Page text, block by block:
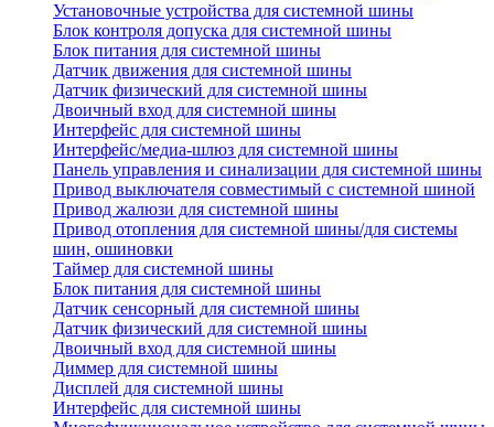
Установочные устройства для системной шины
Блок контроля допуска для системной шины
Блок питания для системной шины
Датчик движения для системной шины
Датчик физический для системной шины
Двоичный вход для системной шины
Интерфейс для системной шины
Интерфейс/медиа-шлюз для системной шины
Панель управления и синализации для системной шины
Привод выключателя совместимый с системной шиной
Привод жалюзи для системной шины
Привод отопления для системной шины/для системы
шин, ошиновки
Таймер для системной шины
Блок питания для системной шины
Датчик сенсорный для системной шины
Датчик физический для системной шины
Двоичный вход для системной шины
Диммер для системной шины
Дисплей для системной шины
Интерфейс для системной шины